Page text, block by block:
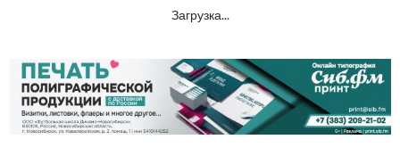
Загрузка...